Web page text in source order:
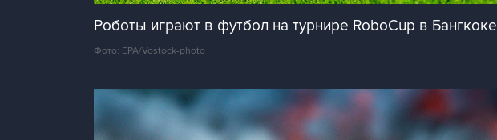
Роботы играют в футбол на турнире RoboCup в Бангкоке
Фото: EPA/Vostock-photo